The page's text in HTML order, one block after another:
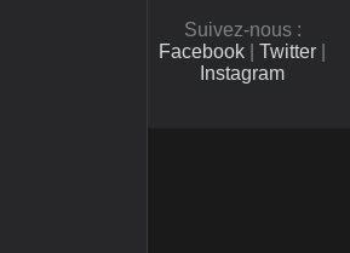
Suivez-nous :
Facebook
Twitter
Instagram